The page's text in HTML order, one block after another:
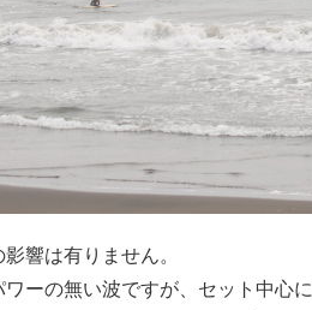
響は有りません。
ワーの無い波ですが、セット中心